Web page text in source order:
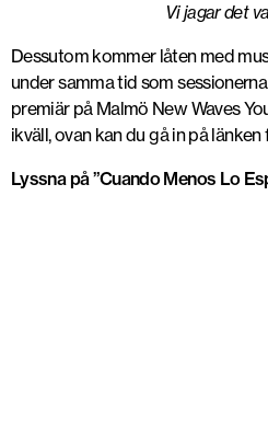
Vi jagar det
Dessutom kommer låten med
under samma tid som
premiär på Malmö New Waves
ikväll, ovan kan du gå in på
Lyssna på ”Cuando Menos Lo